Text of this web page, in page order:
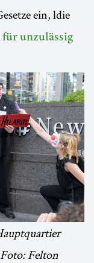
ein, ldie
für unzulässig
Felton